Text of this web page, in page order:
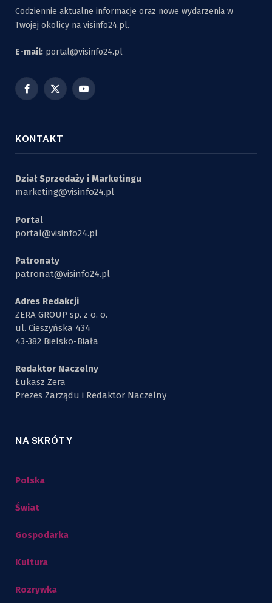
Codziennie aktualne informacje oraz nowe wydarzenia w
Twojej okolicy na visinfo24.pl.
E-mail: portal@visinfo24.pl
Facebook
X
YouTube
KONTAKT
Dział Sprzedaży i Marketingu
marketing@visinfo24.pl
Portal
portal@visinfo24.pl
Patronaty
patronat@visinfo24.pl
Adres Redakcji
ZERA GROUP sp. z o. o.
ul. Cieszyńska 434
43-382 Bielsko-Biała
Redaktor Naczelny
Łukasz Zera
Prezes Zarządu i Redaktor Naczelny
NA SKRÓTY
Polska
Świat
Gospodarka
Kultura
Rozrywka